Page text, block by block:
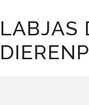
LABJAS